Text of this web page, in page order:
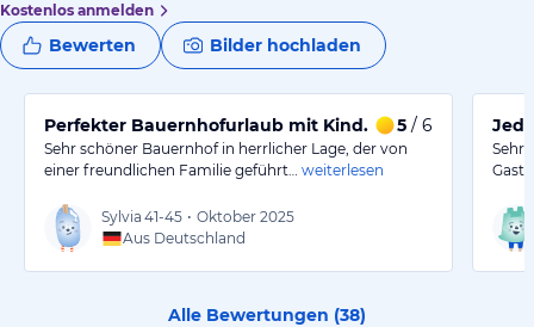
Kostenlos anmelden
Bewerten Bilder hochladen
Perfekter Bauernhofurlaub mit Kind. 5 / 6
Sehr schöner Bauernhof in herrlicher Lage, der von
einer freundlichen Familie geführt…
weiterlesen
Sylvia 41-45 • Oktober 2025
Aus Deutschland
Sehr
Alle Bewertungen (38)